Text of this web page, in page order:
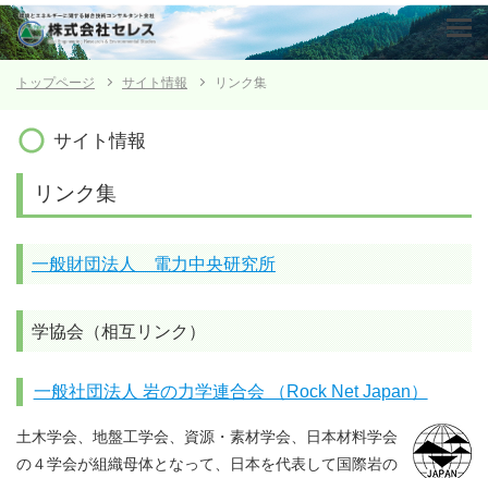
トップページ サイト情報 リンク集
サイト情報
リンク集
一般財団法人 電力中央研究所
学協会（相互リンク）
一般社団法人 岩の力学連合会 （Rock Net Japan）
土木学会、地盤工学会、資源・素材学会、日本材料学会
の４学会が組織母体となって、日本を代表して国際岩の